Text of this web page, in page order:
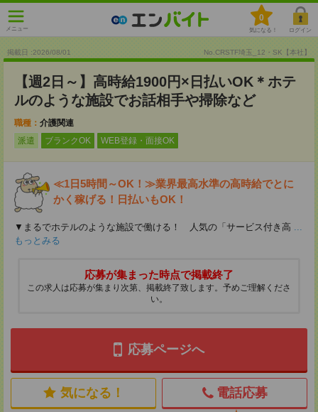
メニュー
0
気になる！ ログイン
掲載日 :2026/08/01 No.CRSTF埼玉_12・SK【本社】
【週2日～】高時給1900円×日払いOK＊ホテ
ルのような施設でお話相手や掃除など
職種： 介護関連
派遣
ブランクOK WEB登録・面接OK
≪1日5時間～OK！≫業界最高水準の高時給でとに
かく稼げる！日払いもOK！
▼まるでホテルのような施設で働ける！ 人気の「サービス付き高 ...
もっとみる
応募が集まった時点で掲載終了
この求人は応募が集まり次第、掲載終了致します。予めご理解くださ
い。
応募ページへ
気になる！ 電話応募